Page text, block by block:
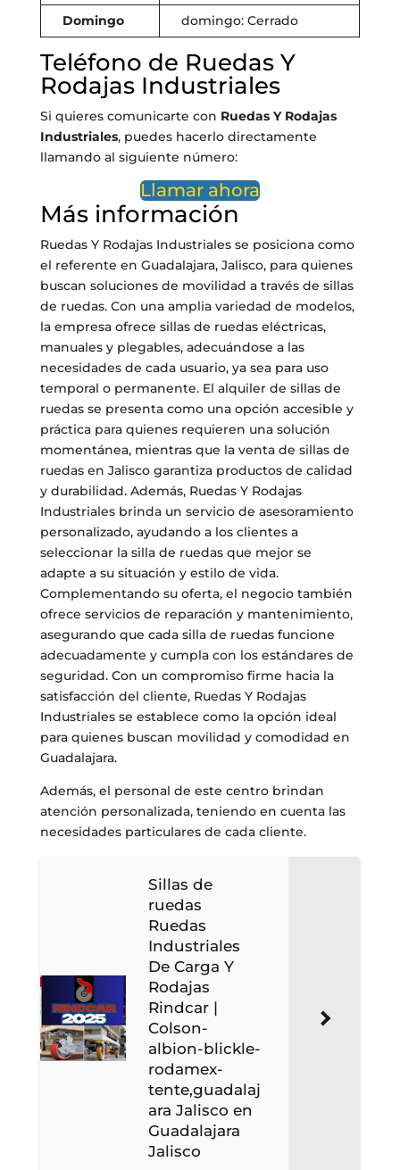
Domingo domingo: Cerrado
Teléfono de Ruedas Y
Rodajas Industriales
Si quieres comunicarte con Ruedas Y Rodajas
Industriales, puedes hacerlo directamente
llamando al siguiente número:
Llamar ahora
Más información
Ruedas Y Rodajas Industriales se posiciona como
el referente en Guadalajara, Jalisco, para quienes
buscan soluciones de movilidad a través de sillas
de ruedas. Con una amplia variedad de modelos,
la empresa ofrece sillas de ruedas eléctricas,
manuales y plegables, adecuándose a las
necesidades de cada usuario, ya sea para uso
temporal o permanente. El alquiler de sillas de
ruedas se presenta como una opción accesible y
práctica para quienes requieren una solución
momentánea, mientras que la venta de sillas de
ruedas en Jalisco garantiza productos de calidad
y durabilidad. Además, Ruedas Y Rodajas
Industriales brinda un servicio de asesoramiento
personalizado, ayudando a los clientes a
seleccionar la silla de ruedas que mejor se
adapte a su situación y estilo de vida.
Complementando su oferta, el negocio también
ofrece servicios de reparación y mantenimiento,
asegurando que cada silla de ruedas funcione
adecuadamente y cumpla con los estándares de
seguridad. Con un compromiso firme hacia la
satisfacción del cliente, Ruedas Y Rodajas
Industriales se establece como la opción ideal
para quienes buscan movilidad y comodidad en
Guadalajara.
Además, el personal de este centro brindan
atención personalizada, teniendo en cuenta las
necesidades particulares de cada cliente.
Sillas de
ruedas
Ruedas
Industriales
De Carga Y
Rodajas
Rindcar |
Colson-
albion-blickle-
rodamex-
tente,guadalaj
ara Jalisco en
Guadalajara
Jalisco